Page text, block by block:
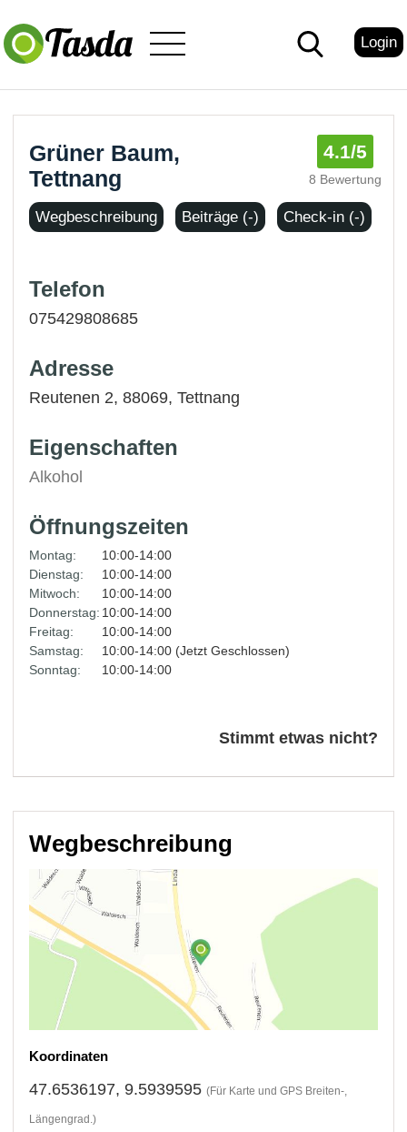
Login
Grüner Baum,
Tettnang
4.1/5
8 Bewertung
Wegbeschreibung Beiträge (-) Check-in (-)
Telefon
075429808685
Adresse
Reutenen 2, 88069,Tettnang
Eigenschaften
Alkohol
Öffnungszeiten
Montag:
10:00-14:00
Dienstag:
10:00-14:00
Mitwoch:
10:00-14:00
Donnerstag: 10:00-14:00
Freitag:
10:00-14:00
Samstag:
10:00-14:00 (Jetzt Geschlossen)
Sonntag:
10:00-14:00
Stimmt etwas nicht?
Wegbeschreibung
Koordinaten
47.6536197, 9.5939595 (Für Karte und GPS Breiten-,
Längengrad.)